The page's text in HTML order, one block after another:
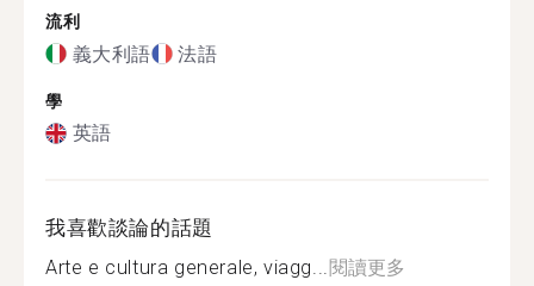
流利
義大利語 法語
學
英語
我喜歡談論的話題
Arte e cultura generale, viagg...閱讀更多